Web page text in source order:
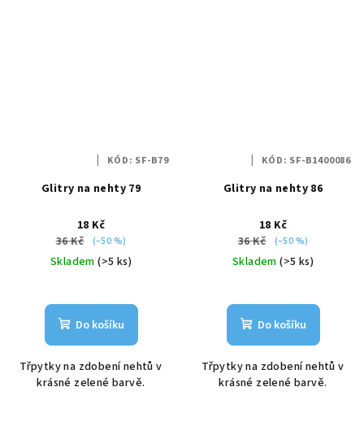
Glitry na nehty 79
18 Kč
36 Kč
(–50 %)
Skladem(>5 ks)
Do košíku
Třpytky na zdobení nehtů v
krásné zelené barvě.
KÓD: SF-B79
Glitry na nehty 86
18 Kč
36 Kč
(–50 %)
Skladem(>5 ks)
Do košíku
Třpytky na zdobení nehtů v
krásné zelené barvě.
KÓD: SF-B1400086